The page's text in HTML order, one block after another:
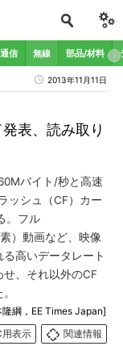
通信 無線 部品/材料
2013年11月11日
表、読み取り
バイト/秒と高速
ッシュ（CF）カー
。フル
）動画など、映像
高いデータレート
、それ以外のCF
隆綱，EE Times Japan]
用表示
関連情報